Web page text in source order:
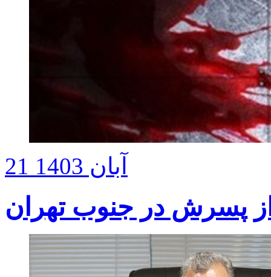
21 آبان 1403
از پسرش در جنوب تهران